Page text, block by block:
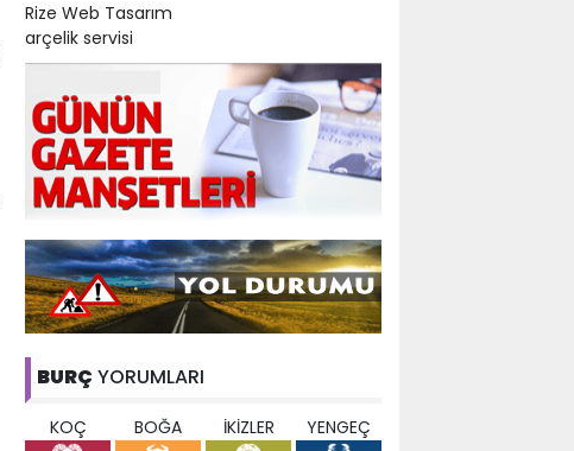
Rize Web Tasarım
arçelik servisi
BURÇ YORUMLARI
KOÇ BOĞA İKİZLER YENGEÇ